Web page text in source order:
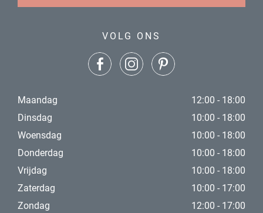
VOLG ONS
Maandag
12:00 - 18:00
Dinsdag
10:00 - 18:00
Woensdag
10:00 - 18:00
Donderdag
10:00 - 18:00
Vrijdag
10:00 - 18:00
Zaterdag
10:00 - 17:00
Zondag
12:00 - 17:00